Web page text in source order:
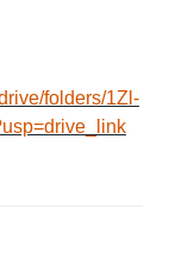
folders/1Zl-